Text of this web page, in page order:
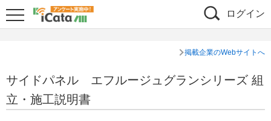
ログイン
掲載企業のWebサイトへ
サイドパネル エフルージュグランシリーズ 組
立・施工説明書